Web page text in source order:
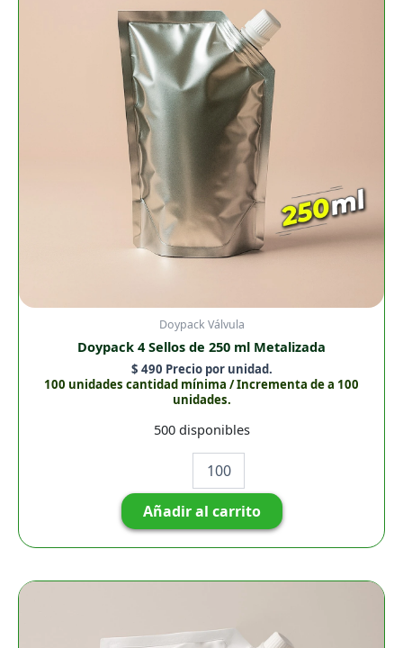
Doypack Válvula
Doypack 4 Sellos de 250 ml Metalizada
$ 490 Precio por unidad.
100 unidades cantidad mínima / Incrementa de a 100
unidades.
500 disponibles
250
ml
Metalizada
cantidad
Añadir al carrito